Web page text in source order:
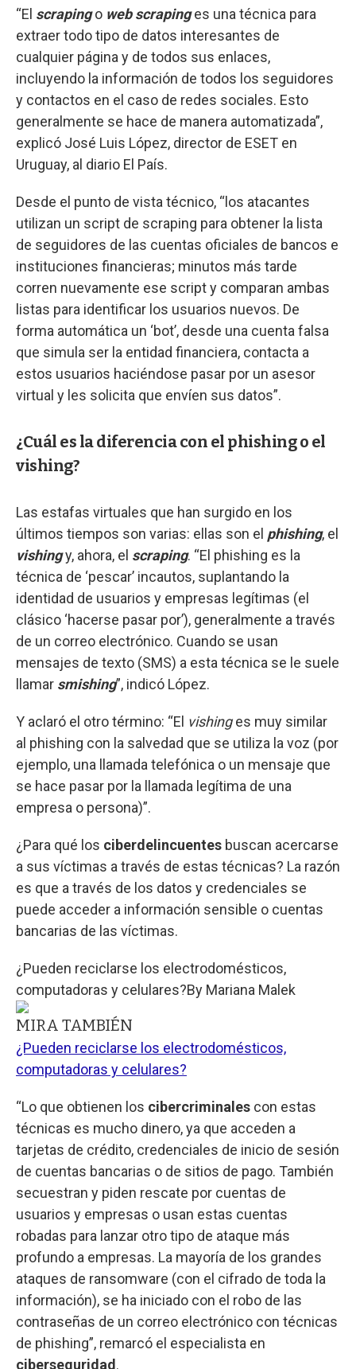
“El scrapingo web scrapinges una técnica para
extraer todo tipo de datos interesantes de
cualquier página y de todos sus enlaces,
incluyendo la información de todos los seguidores
y contactos en el caso de redes sociales. Esto
generalmente se hace de manera automatizada”,
explicó José Luis López, director de ESET en
Uruguay, al diario El País.
Desde el punto de vista técnico, “los atacantes
utilizan un script de scraping para obtener la lista
de seguidores de las cuentas oficiales de bancos e
instituciones financieras; minutos más tarde
corren nuevamente ese script y comparan ambas
listas para identificar los usuarios nuevos. De
forma automática un ‘bot’, desde una cuenta falsa
que simula ser la entidad financiera, contacta a
estos usuarios haciéndose pasar por un asesor
virtual y les solicita que envíen sus datos”.
¿Cuál es la diferencia con el phishing o el
vishing?
Las estafas virtuales que han surgido en los
últimos tiempos son varias: ellas son el phishing, el
vishingy, ahora, el scraping. “El phishing es la
técnica de ‘pescar’ incautos, suplantando la
identidad de usuarios y empresas legítimas (el
clásico ‘hacerse pasar por’), generalmente a través
de un correo electrónico. Cuando se usan
mensajes de texto (SMS) a esta técnica se le suele
llamar smishing”, indicó López.
Y aclaró el otro término: “El vishinges muy similar
al phishing con la salvedad que se utiliza la voz (por
ejemplo, una llamada telefónica o un mensaje que
se hace pasar por la llamada legítima de una
empresa o persona)”.
¿Para qué los ciberdelincuentes buscan acercarse
a sus víctimas a través de estas técnicas? La razón
es que a través de los datos y credenciales se
puede acceder a información sensible o cuentas
bancarias de las víctimas.
¿Pueden reciclarse los electrodomésticos,
computadoras y celulares?By Mariana Malek
MIRA TAMBIÉN
¿Pueden reciclarse los electrodomésticos,
computadoras y celulares?
“Lo que obtienen los cibercriminales con estas
técnicas es mucho dinero, ya que acceden a
tarjetas de crédito, credenciales de inicio de sesión
de cuentas bancarias o de sitios de pago. También
secuestran y piden rescate por cuentas de
usuarios y empresas o usan estas cuentas
robadas para lanzar otro tipo de ataque más
profundo a empresas. La mayoría de los grandes
ataques de ransomware (con el cifrado de toda la
información), se ha iniciado con el robo de las
contraseñas de un correo electrónico con técnicas
de phishing”, remarcó el especialista en
ciberseguridad .